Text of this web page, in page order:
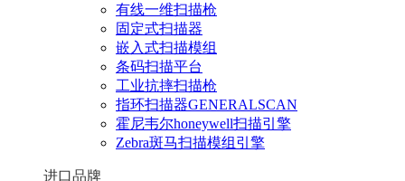
有线一维扫描枪
固定式扫描器
嵌入式扫描模组
条码扫描平台
工业抗摔扫描枪
指环扫描器GENERALSCAN
霍尼韦尔honeywell扫描引擎
Zebra斑马扫描模组引擎
进口品牌